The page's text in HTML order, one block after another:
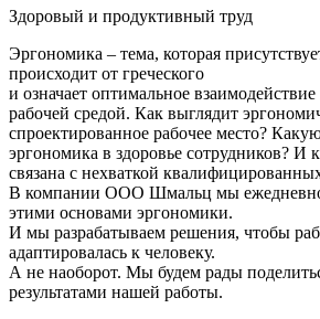
Здоровый и продуктивный труд
Эргономика – тема, которая
происходит от греческого
и означает оптимальное
рабочей средой. Как выглядит
спроектированное рабочее место?
эргономика в здоровье сотрудников? И
связана с нехваткой
В компании ООО Шмальц мы ежедневно
этими основами эргономики.
И мы разрабатываем решения, чтобы
адаптировалась к человеку.
А не наоборот. Мы будем рады
результатами нашей работы.